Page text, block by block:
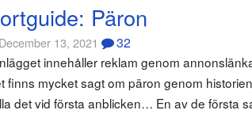
Päron
December 13, 2021 32
innehåller reklam genom
finns mycket sagt om päron genom
det vid första anblicken… En av de första